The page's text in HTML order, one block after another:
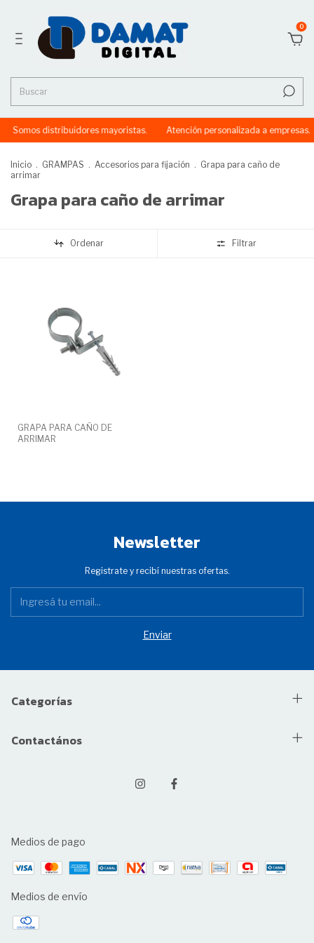
0
Somos distribuidores mayoristas. Atención personalizada a empresas.
Inicio . GRAMPAS . Accesorios para fijación . Grapa para caño de
arrimar
Grapa para caño de arrimar
Ordenar Filtrar
GRAPA PARA CAÑO DE
ARRIMAR
Newsletter
Registrate y recibí nuestras ofertas.
Categorías
Contactános
Medios de pago
Medios de envío